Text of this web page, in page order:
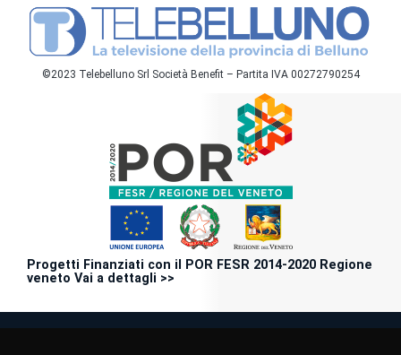
©2023 Telebelluno Srl Società Benefit – Partita IVA 00272790254
Progetti Finanziati con il POR FESR 2014-2020 Regione
veneto Vai a dettagli >>